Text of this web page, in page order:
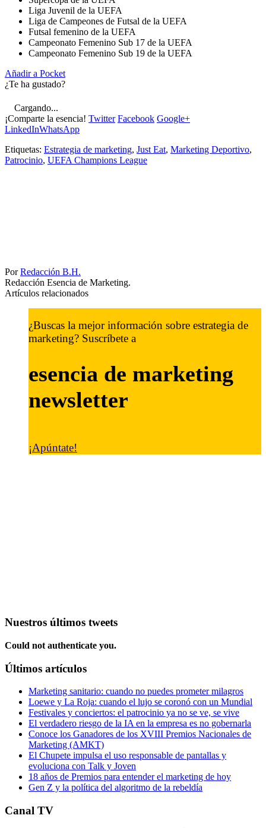
Liga Juvenil de la UEFA
Liga de Campeones de Futsal de la UEFA
Futsal femenino de la UEFA
Campeonato Femenino Sub 17 de la UEFA
Campeonato Femenino Sub 19 de la UEFA
Añadir a Pocket
¿Te ha gustado?
Cargando...
¡Comparte la esencia! Twitter Facebook Google+
LinkedInWhatsApp
Etiquetas: Estrategia de marketing, Just Eat, Marketing Deportivo,
Patrocinio, UEFA Champions League
PorRedacción B.H.
Redacción Esencia de Marketing.
Artículos relacionados
¿Buscas la mejor información sobre estrategia de
marketing? Suscríbete a
esencia de marketing
newsletter
¡Apúntate!
Nuestros últimos tweets
Could not authenticate you.
Últimos artículos
Marketing sanitario: cuando no puedes prometer milagros
Loewe y La Roja: cuando el lujo se coronó con un Mundial
Festivales y conciertos: el patrocinio ya no se ve, se vive
El verdadero riesgo de la IA en la empresa es no gobernarla
Conoce los Ganadores de los XVIII Premios Nacionales de
Marketing (AMKT)
El Chupete impulsa el uso responsable de pantallas y
evoluciona con Talk y Joven
18 años de Premios para entender el marketing de hoy
Gen Z y la política del algoritmo de la rebeldía
Canal TV